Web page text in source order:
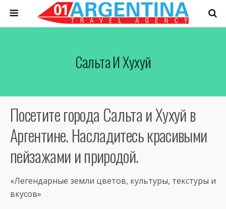
Сальта И Хухуй
Посетите города Сальта и Хухуй в
Аргентине. Насладитесь красивыми
пейзажами и природой.
«Легендарные земли цветов, культуры, текстуры и
вкусов»